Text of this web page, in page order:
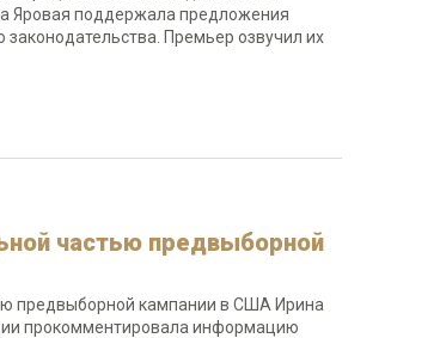
Яровая поддержала предложения
Премьер озвучил их
частью предвыборной
предвыборной кампании в США Ирина
прокомментировала информацию